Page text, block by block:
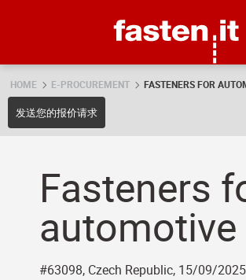
HOME E-PROCUREMENT FASTENERS FOR
发送您的报价请求
Fasteners
automotive
#63098, Czech Republic, 15/09/2025